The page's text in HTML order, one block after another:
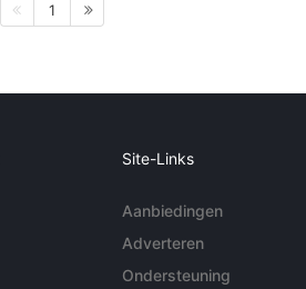
1
Site-Links
Aanbiedingen
Adverteren
Ondersteuning